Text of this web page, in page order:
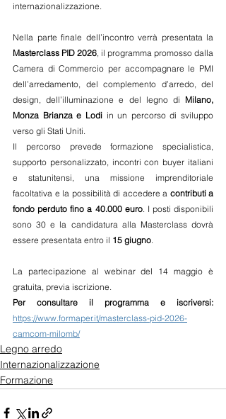
internazionalizzazione.
Masterclass PID 2026, il programma promosso dalla
Camera di Commercio per accompagnare le PMI
dell’arredamento, del complemento d’arredo, del
design, dell’illuminazione e del legno di Milano,
Monza Brianza e Lodi in un percorso di sviluppo
verso gli Stati Uniti.
Il percorso prevede formazione specialistica,
supporto personalizzato, incontri con buyer italiani
e statunitensi, una missione imprenditoriale
facoltativa e la possibilità di accedere a contributi a
fondo perduto fino a 40.000 euro. I posti disponibili
sono 30 e la candidatura alla Masterclass dovrà
essere presentata entro il 15 giugno.
La partecipazione al webinar del 14 maggio è
gratuita, previa iscrizione.
https://www.formaper.it/masterclass-pid-2026-
camcom-milomb/
Legno arredo
Internazionalizzazione
Formazione